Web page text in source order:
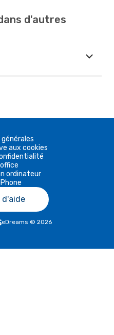
d'autres
aux cookies
ordinateur
d'aide
eDreams © 2026